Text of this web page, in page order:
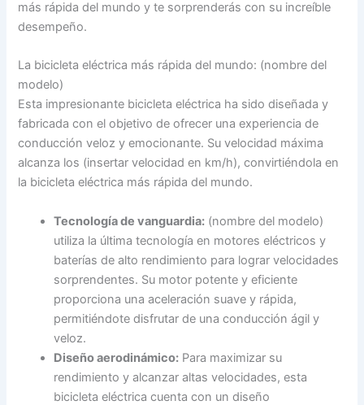
más rápida del mundo y te sorprenderás con su increíble
desempeño.
La bicicleta eléctrica más rápida del mundo: (nombre del
modelo)
Esta impresionante bicicleta eléctrica ha sido diseñada y
fabricada con el objetivo de ofrecer una experiencia de
conducción veloz y emocionante. Su velocidad máxima
alcanza los (insertar velocidad en km/h), convirtiéndola en
la bicicleta eléctrica más rápida del mundo.
Tecnología de vanguardia: (nombre del modelo)
utiliza la última tecnología en motores eléctricos y
baterías de alto rendimiento para lograr velocidades
sorprendentes. Su motor potente y eficiente
proporciona una aceleración suave y rápida,
permitiéndote disfrutar de una conducción ágil y
veloz.
Diseño aerodinámico: Para maximizar su
rendimiento y alcanzar altas velocidades, esta
bicicleta eléctrica cuenta con un diseño